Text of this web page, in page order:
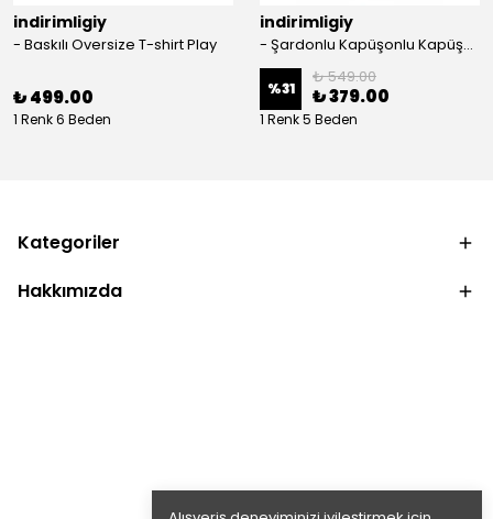
indirimligiy
- Baskılı Oversize T-shirt Play
₺ 499.00
1 Renk 6 Beden
indirimligiy
- Şardonlu Kapüşonlu Kapüşonlu Kanguru Cep Oversize Lastik Paça Sweatshirt Takimi
%31
₺ 549.00
₺ 379.00
1 Renk 5 Beden
Kategoriler
Hakkımızda